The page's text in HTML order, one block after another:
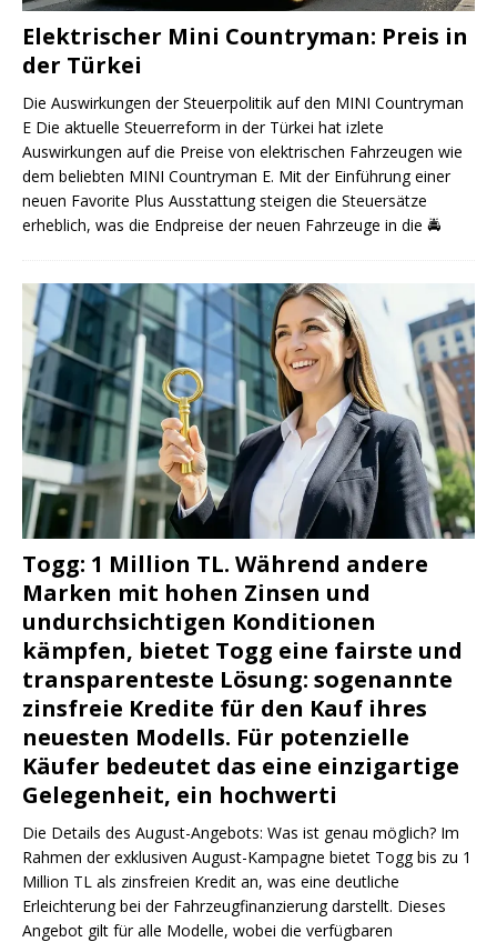
Elektrischer Mini Countryman: Preis in
der Türkei
Die Auswirkungen der Steuerpolitik auf den MINI Countryman
E Die aktuelle Steuerreform in der Türkei hat izlete
Auswirkungen auf die Preise von elektrischen Fahrzeugen wie
dem beliebten MINI Countryman E. Mit der Einführung einer
neuen Favorite Plus Ausstattung steigen die Steuersätze
erheblich, was die Endpreise der neuen Fahrzeuge in die 🚔
Togg: 1 Million TL. Während andere
Marken mit hohen Zinsen und
undurchsichtigen Konditionen
kämpfen, bietet Togg eine fairste und
transparenteste Lösung: sogenannte
zinsfreie Kredite für den Kauf ihres
neuesten Modells. Für potenzielle
Käufer bedeutet das eine einzigartige
Gelegenheit, ein hochwerti
Die Details des August-Angebots: Was ist genau möglich? Im
Rahmen der exklusiven August-Kampagne bietet Togg bis zu 1
Million TL als zinsfreien Kredit an, was eine deutliche
Erleichterung bei der Fahrzeugfinanzierung darstellt. Dieses
Angebot gilt für alle Modelle, wobei die verfügbaren